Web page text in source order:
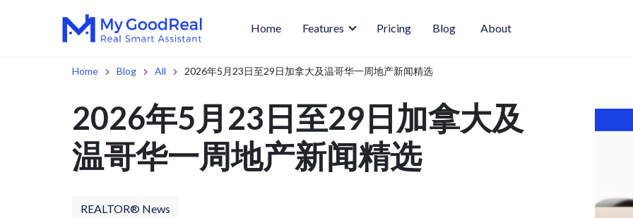
Home Features Pricing Blog About
Home Blog All 2026年5月23日至29日加拿大及温哥华一周地产新闻精选
2026年5月23日至29日加拿大及
温哥华一周地产新闻精选
REALTOR® News